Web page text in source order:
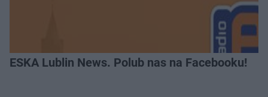
ESKA Lublin News. Polub nas na Facebooku!